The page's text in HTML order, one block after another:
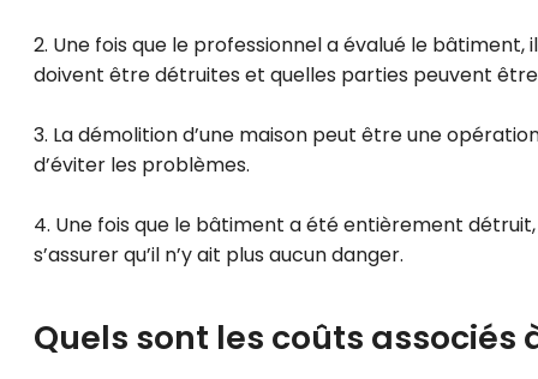
2. Une fois que le professionnel a évalué le
doivent être détruites et quelles parties peuvent
3. La démolition d’une maison peut être une
d’éviter les problèmes.
4. Une fois que le bâtiment a été entièrement
s’assurer qu’il n’y ait plus aucun danger.
Quels sont les coûts associés